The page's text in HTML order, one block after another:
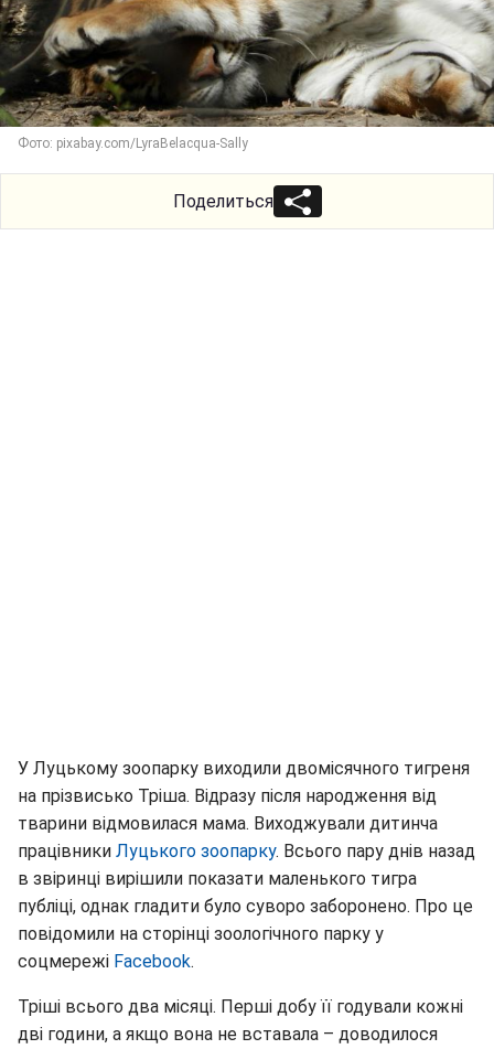
Фото: pixabay.com/LyraBelacqua-Sally
Поделиться
У Луцькому зоопарку виходили двомісячного тигреня
на прізвисько Тріша. Відразу після народження від
тварини відмовилася мама. Виходжували дитинча
працівники Луцького зоопарку. Всього пару днів назад
в звіринці вирішили показати маленького тигра
публіці, однак гладити було суворо заборонено. Про це
повідомили на сторінці зоологічного парку у
соцмережі Facebook.
Тріші всього два місяці. Перші добу її годували кожні
дві години, а якщо вона не вставала – доводилося